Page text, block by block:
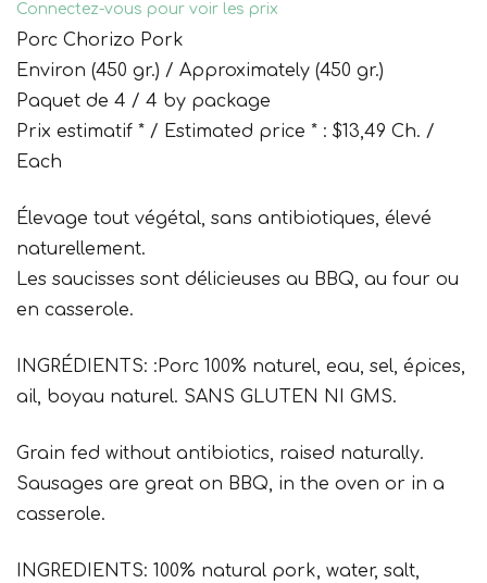
Connectez-vous pour voir les prix
Porc Chorizo Pork
Environ (450 gr.) / Approximately (450 gr.)
Paquet de 4 / 4 by package
Prix estimatif * / Estimated price * : $13,49 Ch. /
Each
Élevage tout végétal, sans antibiotiques, élevé
naturellement.
Les saucisses sont délicieuses au BBQ, au four ou
en casserole.
INGRÉDIENTS: :Porc 100% naturel, eau, sel, épices,
ail, boyau naturel. SANS GLUTEN NI GMS.
Grain fed without antibiotics, raised naturally.
Sausages are great on BBQ, in the oven or in a
casserole.
INGREDIENTS: 100% natural pork, water, salt,